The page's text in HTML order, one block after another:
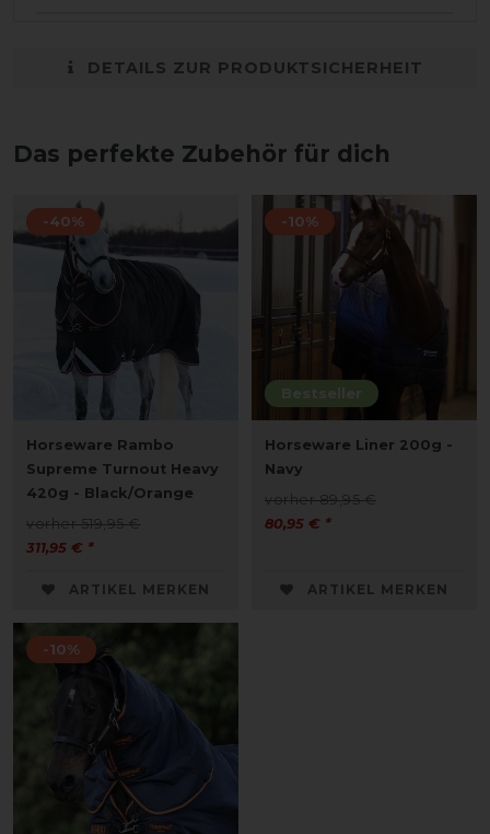
DETAILS ZUR PRODUKTSICHERHEIT
Das perfekte Zubehör für dich
-40%
Horseware Rambo
Supreme Turnout Heavy
420g - Black/Orange
vorher 519,95 €
311,95 € *
ARTIKEL MERKEN
Bestseller
-10%
Horseware Liner 200g -
Navy
vorher 89,95 €
80,95 € *
ARTIKEL MERKEN
-10%